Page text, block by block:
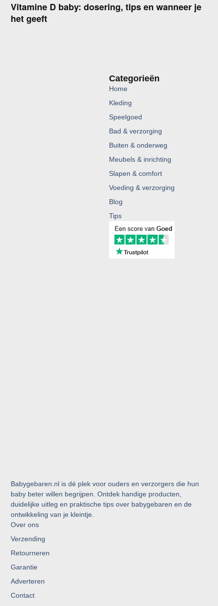
Babygebaren.nl is dé plek voor ouders en verzorgers die hun
baby beter willen begrijpen. Ontdek handige producten,
duidelijke uitleg en praktische tips over babygebaren en de
ontwikkeling van je kleintje.
Over ons
Verzending
Retourneren
Garantie
Adverteren
Contact
Categorieën
Home
Kleding
Speelgoed
Bad & verzorging
Buiten & onderweg
Meubels & inrichting
Slapen & comfort
Voeding & verzorging
Blog
Tips
Vitamine D baby: dosering, tips en wanneer je
het geeft